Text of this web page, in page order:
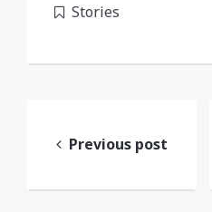
Stories
navigation
Previous post